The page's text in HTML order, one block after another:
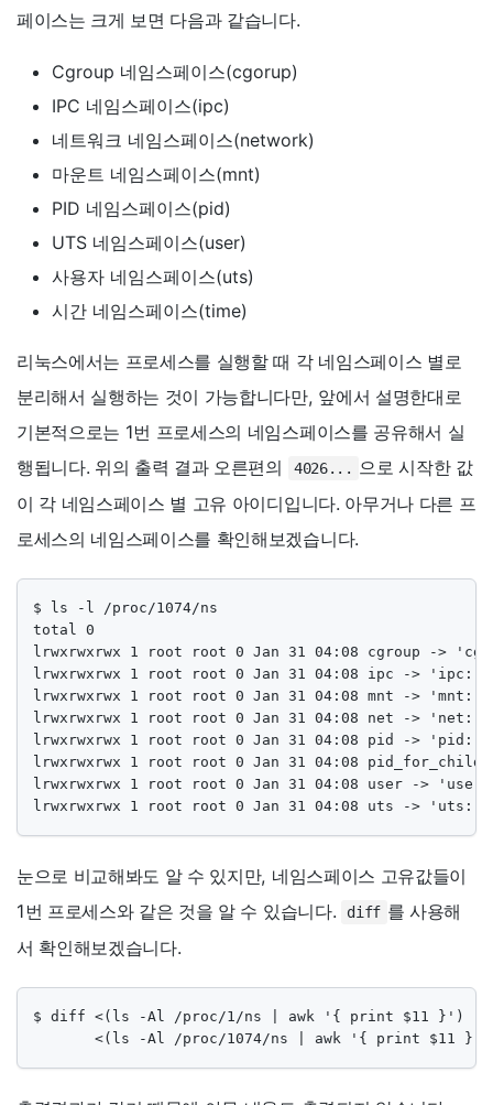
페이스는 크게 보면 다음과 같습니다.
Cgroup 네임스페이스(cgorup)
IPC 네임스페이스(ipc)
네트워크 네임스페이스(network)
마운트 네임스페이스(mnt)
PID 네임스페이스(pid)
UTS 네임스페이스(user)
사용자 네임스페이스(uts)
시간 네임스페이스(time)
리눅스에서는 프로세스를 실행할 때 각 네임스페이스 별로
분리해서 실행하는 것이 가능합니다만, 앞에서 설명한대로
기본적으로는 1번 프로세스의 네임스페이스를 공유해서 실
행됩니다. 위의 출력 결과 오른편의
4026... 으로 시작한 값
이 각 네임스페이스 별 고유 아이디입니다. 아무거나 다른 프
로세스의 네임스페이스를 확인해보겠습니다.
$ ls -l /proc/1074/ns
total 0
lrwxrwxrwx 1 root root 0 Jan 31 04:08 cgroup ->
lrwxrwxrwx 1 root root 0 Jan 31 04:08 ipc ->
lrwxrwxrwx 1 root root 0 Jan 31 04:08 mnt ->
lrwxrwxrwx 1 root root 0 Jan 31 04:08 net ->
lrwxrwxrwx 1 root root 0 Jan 31 04:08 pid ->
lrwxrwxrwx 1 root root 0 Jan 31 04:08
lrwxrwxrwx 1 root root 0 Jan 31 04:08 user ->
lrwxrwxrwx 1 root root 0 Jan 31 04:08 uts ->
눈으로 비교해봐도 알 수 있지만, 네임스페이스 고유값들이
1번 프로세스와 같은 것을 알 수 있습니다.
diff 를 사용해
서 확인해보겠습니다.
$ diff <(ls -Al /proc/1/ns | awk '{ print $11 }')  \
       <(ls -Al /proc/1074/ns | awk '{ print $11 }')